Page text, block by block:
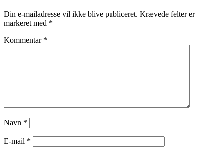
Din e-mailadresse vil ikke blive publiceret. Krævede felter er
markeret med *
Kommentar *
Navn *
E-mail *